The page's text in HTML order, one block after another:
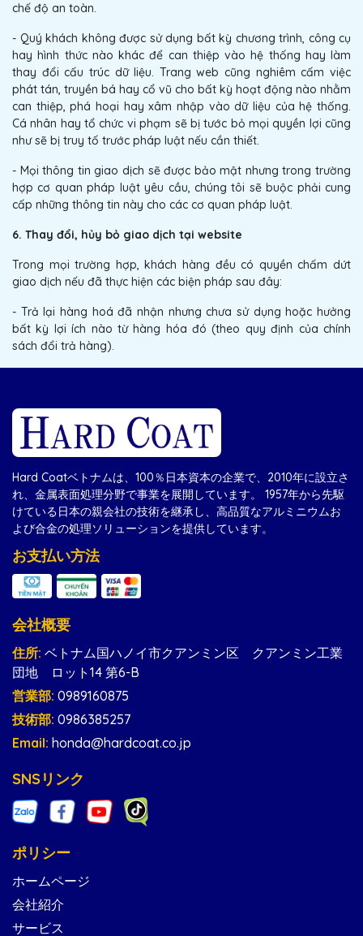
chế độ an toàn.
- Quý khách không được sử dụng bất kỳ chương trình, công cụ
hay hình thức nào khác để can thiệp vào hệ thống hay làm
thay đổi cấu trúc dữ liệu. Trang web cũng nghiêm cấm việc
phát tán, truyền bá hay cổ vũ cho bất kỳ hoạt động nào nhằm
can thiệp, phá hoại hay xâm nhập vào dữ liệu của hệ thống.
Cá nhân hay tổ chức vi phạm sẽ bị tước bỏ mọi quyền lợi cũng
như sẽ bị truy tố trước pháp luật nếu cần thiết.
- Mọi thông tin giao dịch sẽ được bảo mật nhưng trong trường
hợp cơ quan pháp luật yêu cầu, chúng tôi sẽ buộc phải cung
cấp những thông tin này cho các cơ quan pháp luật.
6. Thay đổi, hủy bỏ giao dịch tại website
Trong mọi trường hợp, khách hàng đều có quyền chấm dứt
giao dịch nếu đã thực hiện các biện pháp sau đây:
- Trả lại hàng hoá đã nhận nhưng chưa sử dụng hoặc hưởng
bất kỳ lợi ích nào từ hàng hóa đó (theo quy định của chính
sách đổi trả hàng).
Hard Coatベトナムは、100％日本資本の企業で、2010年に設立さ
れ、金属表面処理分野で事業を展開しています。 1957年から先駆
けている日本の親会社の技術を継承し、高品質なアルミニウムお
よび合金の処理ソリューションを提供しています。
お支払い方法
会社概要
住所: ベトナム国ハノイ市クアンミン区 クアンミン工業
団地 ロット14 第6-B
営業部: 0989160875
技術部: 0986385257
Email: honda@hardcoat.co.jp
SNSリンク
ポリシー
ホームページ
会社紹介
サービス